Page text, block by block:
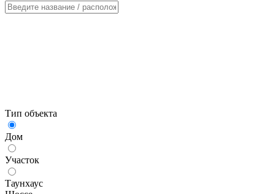
Тип объекта
Дом
Участок
Таунхаус